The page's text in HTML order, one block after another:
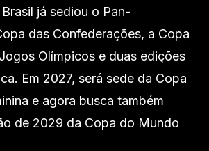
já sediou o Pan-
das Confederações, a Copa
Olímpicos e duas edições
Em 2027, será sede da Copa
e agora busca também
de 2029 da Copa do Mundo